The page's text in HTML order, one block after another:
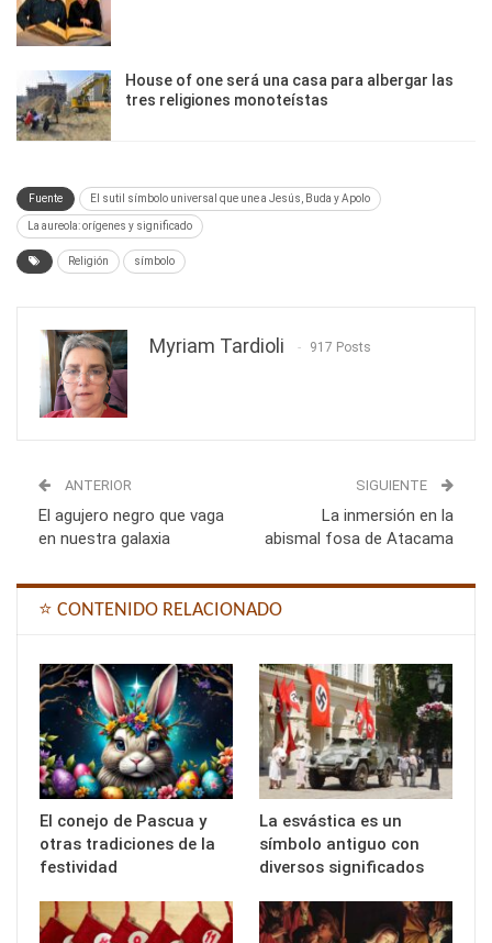
House of one será una casa para albergar las
tres religiones monoteístas
Fuente El sutil símbolo universal que une a Jesús, Buda y Apolo
La aureola: orígenes y significado
Religión símbolo
Myriam Tardioli 917 Posts
ANTERIOR
El agujero negro que vaga
en nuestra galaxia
SIGUIENTE
La inmersión en la
abismal fosa de Atacama
⭐ CONTENIDO RELACIONADO
El conejo de Pascua y
otras tradiciones de la
festividad
La esvástica es un
símbolo antiguo con
diversos significados